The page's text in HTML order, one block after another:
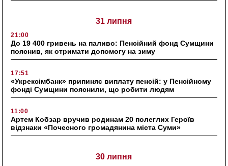
31 липня
21:00
До 19 400 гривень на паливо: Пенсійний фонд Сумщини
пояснив, як отримати допомогу на зиму
17:51
«Укрексімбанк» припиняє виплату пенсій: у Пенсійному
фонді Сумщини пояснили, що робити людям
11:00
Артем Кобзар вручив родинам 20 полеглих Героїв
відзнаки «Почесного громадянина міста Суми»
30 липня